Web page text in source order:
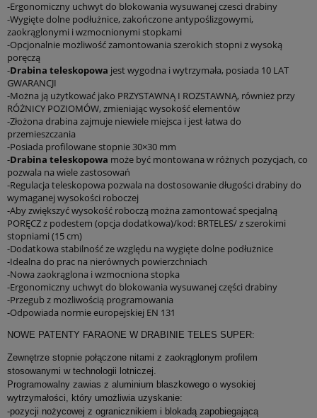
-Ergonomiczny uchwyt do blokowania wysuwanej czesci drabiny
-Wygięte dolne podłużnice, zakończone antypoślizgowymi,
zaokrąglonymi i wzmocnionymi stopkami
-Opcjonalnie możliwość zamontowania szerokich stopni z wysoką
poręczą
-Drabina teleskopowa jest wygodna i wytrzymała, posiada 10 LAT
GWARANCJI
-Można ją użytkować jako PRZYSTAWNĄ I ROZSTAWNĄ, również przy
RÓŻNICY POZIOMÓW, zmieniając wysokość elementów
-Złożona drabina zajmuje niewiele miejsca i jest łatwa do
przemieszczania
-Posiada profilowane stopnie 30×30 mm
-Drabina teleskopowa może być montowana w różnych pozycjach, co
pozwala na wiele zastosowań
-Regulacja teleskopowa pozwala na dostosowanie długości drabiny do
wymaganej wysokości roboczej
-Aby zwiększyć wysokość roboczą można zamontować specjalną
PORĘCZ z podestem (opcja dodatkowa)/kod: BRTELES/ z szerokimi
stopniami (15 cm)
-Dodatkowa stabilność ze względu na wygięte dolne podłużnice
-Idealna do prac na nierównych powierzchniach
-Nowa zaokrąglona i wzmocniona stopka
-Ergonomiczny uchwyt do blokowania wysuwanej części drabiny
-Przegub z możliwością programowania
-Odpowiada normie europejskiej EN 131
NOWE PATENTY FARAONE W DRABINIE TELES SUPER:
Zewnętrze stopnie połączone nitami z zaokrąglonym profilem
stosowanymi w technologii lotniczej.
Programowalny zawias z aluminium blaszkowego o wysokiej
wytrzymałości, który umożliwia uzyskanie:
-pozycji nożycowej z ogranicznikiem i blokadą zapobiegającą
Bydgoszczy przy ul. Towarowej 28, na podany przeze mnie adres
e-mail, w celu marketingu bezpośredniego.
wyślij zapytanie.